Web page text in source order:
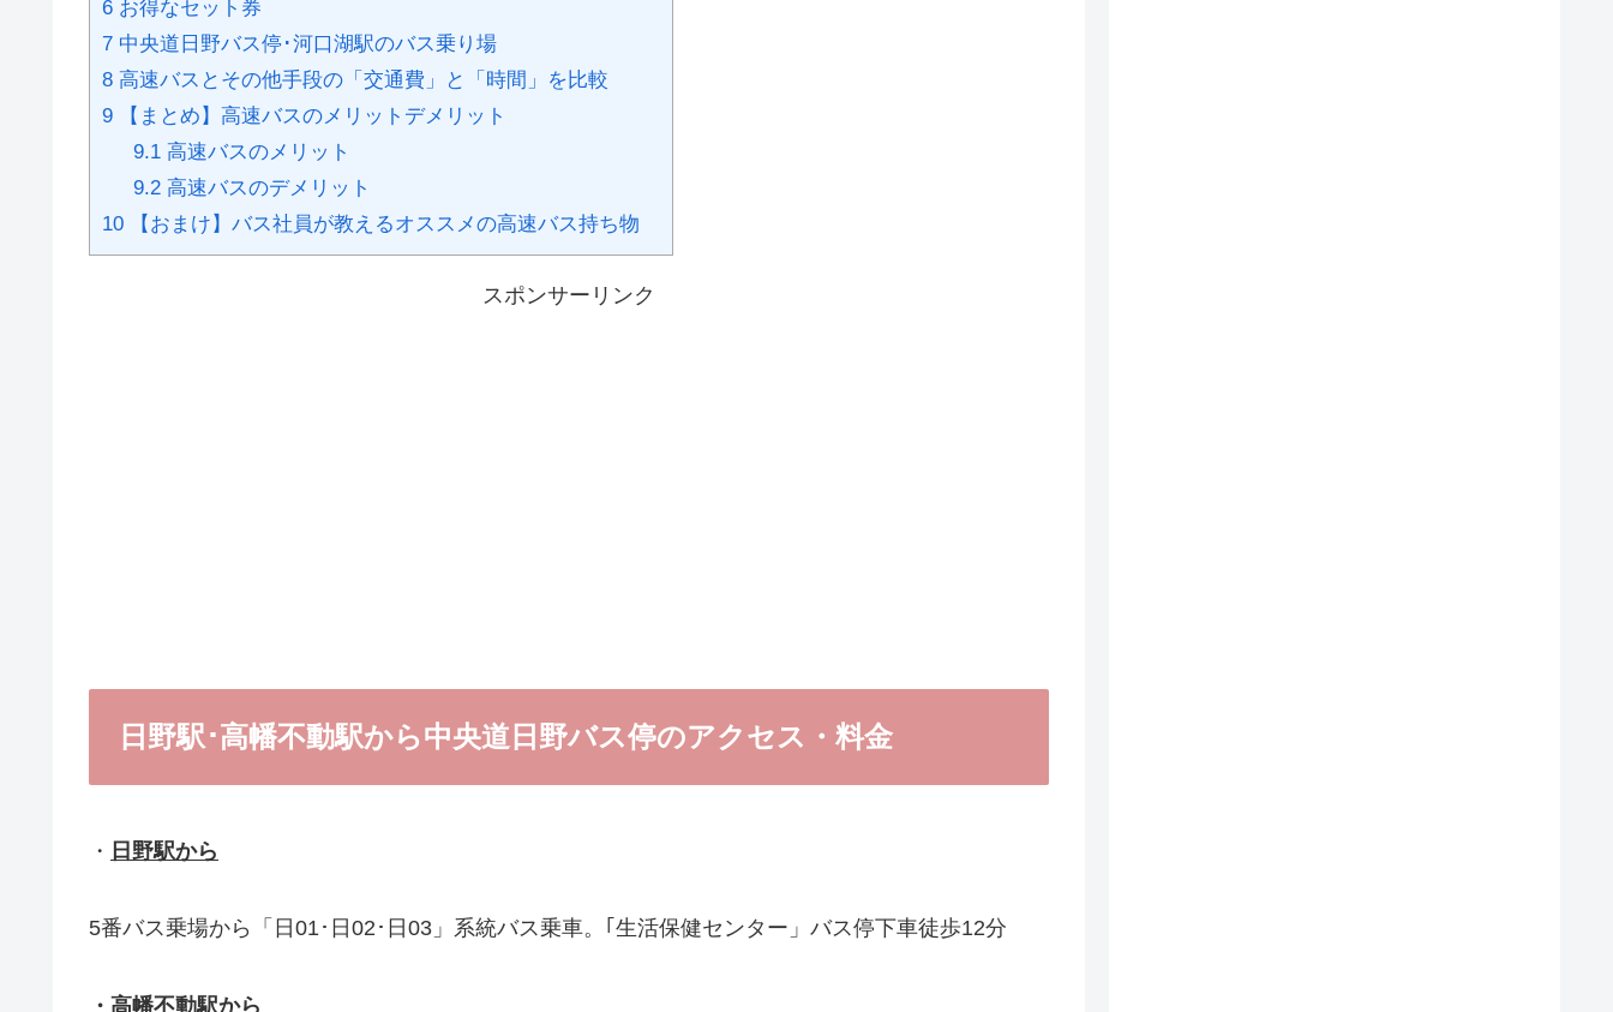
6 お得なセット券
7 中央道日野バス停･河口湖駅のバス乗り場
8 高速バスとその他手段の「交通費」と「時間」を比較
9 【まとめ】高速バスのメリットデメリット
9.1高速バスのメリット
9.2高速バスのデメリット
10 【おまけ】バス社員が教えるオススメの高速バス持ち物
スポンサーリンク
日野駅･高幡不動駅から中央道日野バス停のアクセス・料金
・ 日野駅から
5番バス乗場から「日01･日02･日03」系統バス乗車。｢生活保健センター」バス停下車徒歩12分
・ 高幡不動駅から